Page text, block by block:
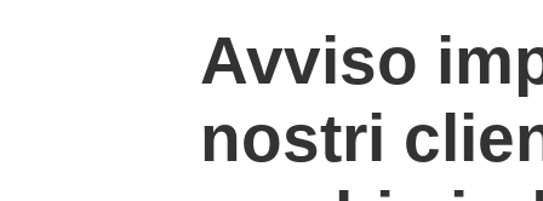
Avviso
nostri